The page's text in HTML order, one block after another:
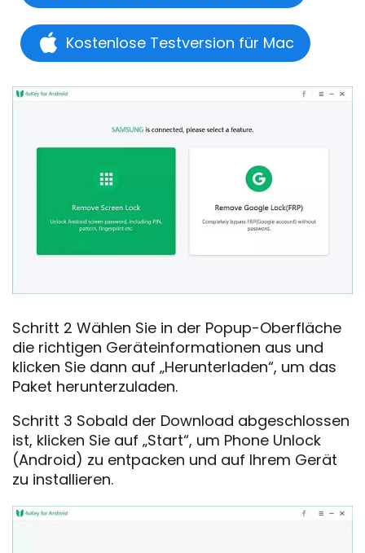
Kostenlose Testversion für Mac
Schritt 2 Wählen Sie in der Popup-Oberfläche
die richtigen Geräteinformationen aus und
klicken Sie dann auf „Herunterladen“, um das
Paket herunterzuladen.
Schritt 3 Sobald der Download abgeschlossen
ist, klicken Sie auf „Start“, um Phone Unlock
(Android) zu entpacken und auf Ihrem Gerät
zu installieren.